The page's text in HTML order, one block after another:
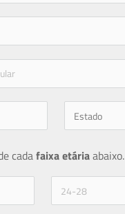
cada faixa etária abaixo.